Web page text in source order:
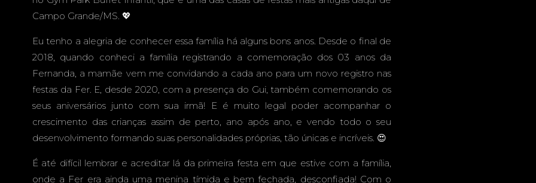
INFANTIL -
GRANDE -
MS
Campo Grande/MS. 💖
Eu tenho a alegria de conhecer essa família há alguns bons anos. Desde o final de
2018, quando conheci a família registrando a comemoração dos 03 anos da
Fernanda, a mamãe vem me convidando a cada ano para um novo registro nas
festas da Fer. E, desde 2020, com a presença do Gui, também comemorando os
seus aniversários junto com sua irmã! E é muito legal poder acompanhar o
crescimento das crianças assim de perto, ano após ano, e vendo todo o seu
desenvolvimento formando suas personalidades próprias, tão únicas e incríveis. 😍
É até difícil lembrar e acreditar lá da primeira festa em que estive com a família,
onde a Fer era ainda uma menina tímida e bem fechada, desconfiada! Com o